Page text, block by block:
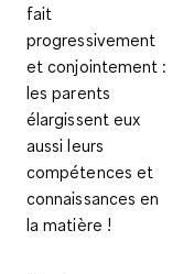
fait
progressivement
et conjointement :
les parents
élargissent eux
aussi leurs
compétences et
connaissances en
la matière !